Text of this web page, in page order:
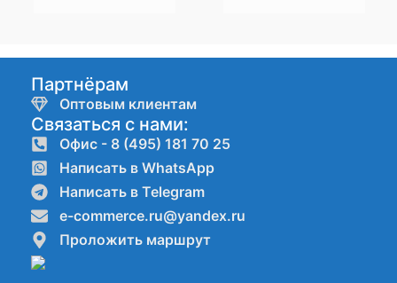
Партнёрам
Оптовым клиентам
Связаться с нами:
Офис - 8 (495) 181 70 25
Написать в WhatsApp
Написать в Telegram
e-commerce.ru@yandex.ru
Проложить маршрут